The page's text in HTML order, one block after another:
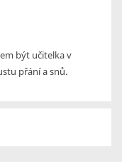
být učitelka v
přání a snů.